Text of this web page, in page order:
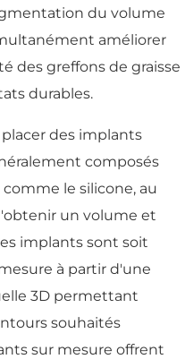
du volume
améliorer
des greffons de graisse
durables.
des implants
composés
le silicone, au
un volume et
implants sont soit
à partir d'une
3D permettant
souhaités
sur mesure offrent